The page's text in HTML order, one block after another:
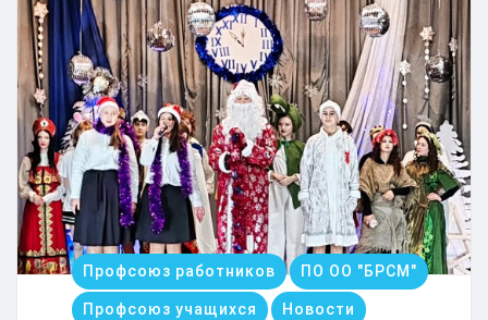
Профсоюз работников ПО ОО "БРСМ"
Профсоюз учащихся Новости